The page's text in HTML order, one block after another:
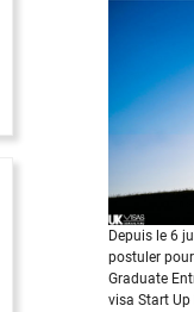
Depuis le 6
postuler
Graduate
visa Start